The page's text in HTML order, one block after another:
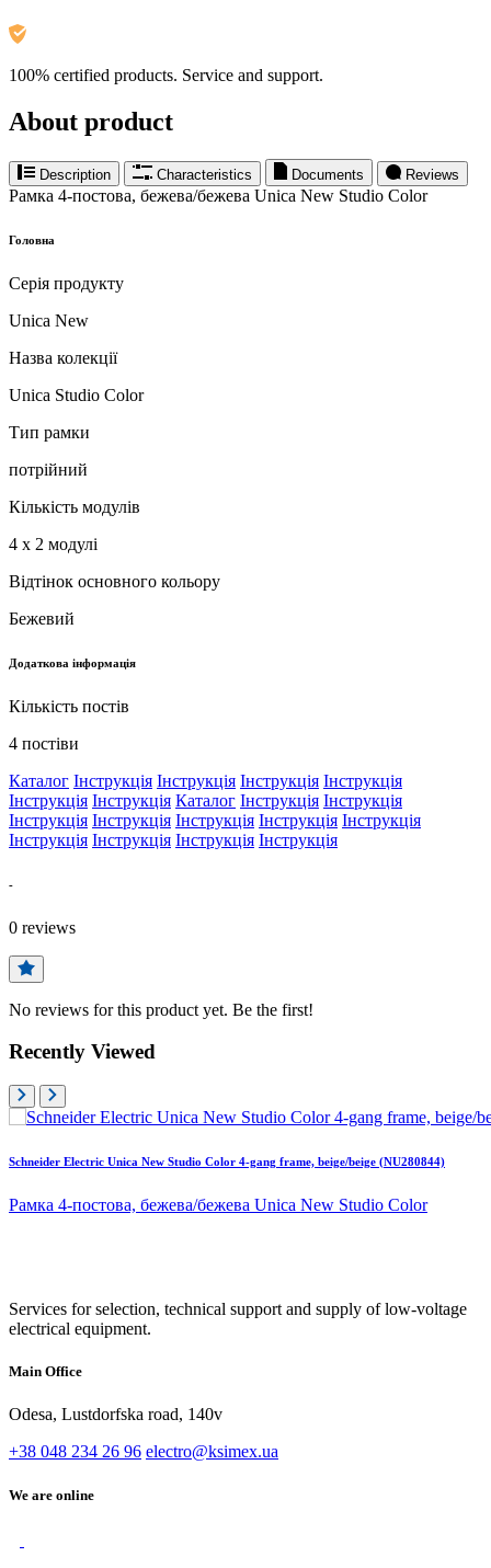
100% certified products. Service and support.
About product
Description Characteristics Documents Reviews
Рамка 4-постова, бежева/бежева Unica New Studio Color
Головна
Серія продукту
Unica New
Назва колекції
Unica Studio Color
Тип рамки
потрійний
Кількість модулів
4 х 2 модулі
Відтінок основного кольору
Бежевий
Додаткова інформація
Кількість постів
4 постіви
Каталог Інструкція Інструкція Інструкція Інструкція
Інструкція Інструкція Каталог Інструкція Інструкція
Інструкція Інструкція Інструкція Інструкція Інструкція
Інструкція Інструкція Інструкція Інструкція
-
0 reviews
No reviews for this product yet. Be the first!
Recently Viewed
Schneider Electric Unica New Studio Color 4-gang frame, beige/beige (NU280844)
Рамка 4-постова, бежева/бежева Unica New Studio Color
Services for selection, technical support and supply of low-voltage
electrical equipment.
Main Office
Odesa, Lustdorfska road, 140v
+38 048 234 26 96 electro@ksimex.ua
We are online